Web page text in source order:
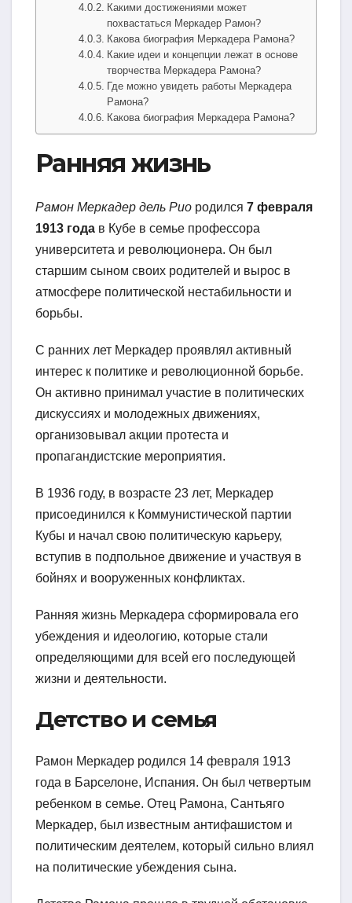
Какими достижениями может
похвастаться Меркадер Рамон?
Какова биография Меркадера Рамона?
Какие идеи и концепции лежат в основе
творчества Меркадера Рамона?
Где можно увидеть работы Меркадера
Рамона?
Какова биография Меркадера Рамона?
Ранняя жизнь
Рамон Меркадер дель Рио родился 7 февраля
1913 года в Кубе в семье профессора
университета и революционера. Он был
старшим сыном своих родителей и вырос в
атмосфере политической нестабильности и
борьбы.
С ранних лет Меркадер проявлял активный
интерес к политике и революционной борьбе.
Он активно принимал участие в политических
дискуссиях и молодежных движениях,
организовывал акции протеста и
пропагандистские мероприятия.
В 1936 году, в возрасте 23 лет, Меркадер
присоединился к Коммунистической партии
Кубы и начал свою политическую карьеру,
вступив в подпольное движение и участвуя в
бойнях и вооруженных конфликтах.
Ранняя жизнь Меркадера сформировала его
убеждения и идеологию, которые стали
определяющими для всей его последующей
жизни и деятельности.
Детство и семья
Рамон Меркадер родился 14 февраля 1913
года в Барселоне, Испания. Он был четвертым
ребенком в семье. Отец Рамона, Сантьяго
Меркадер, был известным антифашистом и
политическим деятелем, который сильно влиял
на политические убеждения сына.